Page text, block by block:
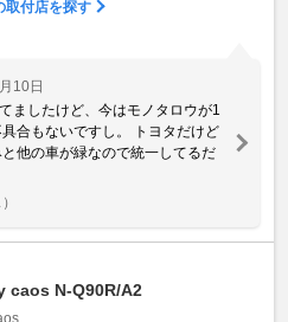
取付店を探す
10日
ましたけど、今はモノタロウが1
合もないですし。 トヨタだけど
他の車が緑なので統一してるだ
caos N-Q90R/A2